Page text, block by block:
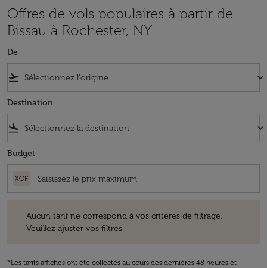
Offres de vols populaires à partir de
Bissau à Rochester, NY
De
flight_takeoff keyboard_arrow_down
Destination
flight_land keyboard_arrow_down
Budget
XOF
Aucun tarif ne correspond à vos critères de filtrage.
Veuillez ajuster vos filtres.
*Les tarifs affichés ont été collectés au cours des dernières 48 heures et